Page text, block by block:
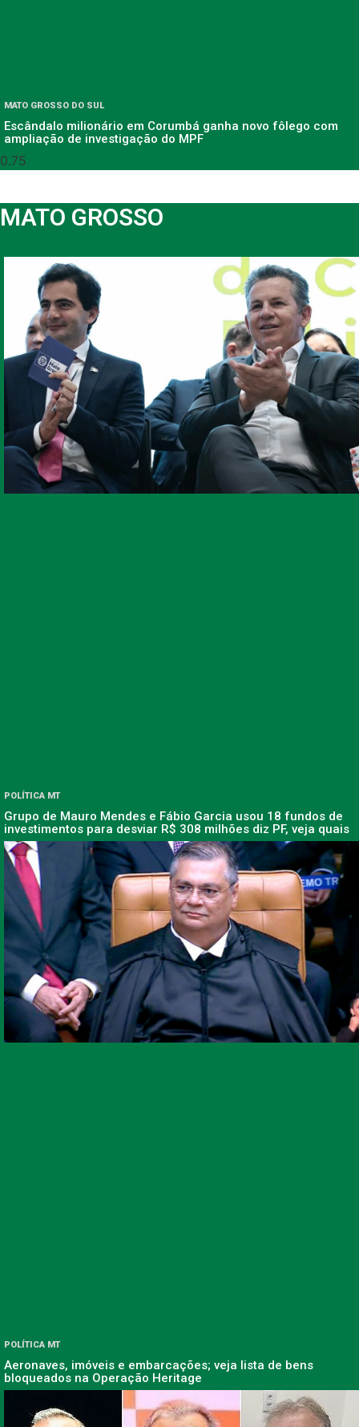
MATO GROSSO DO SUL
Escândalo milionário em Corumbá ganha novo fôlego com
ampliação de investigação do MPF
MATO GROSSO
POLÍTICA MT
Grupo de Mauro Mendes e Fábio Garcia usou 18 fundos de
investimentos para desviar R$ 308 milhões diz PF, veja quais
POLÍTICA MT
Aeronaves, imóveis e embarcações; veja lista de bens
bloqueados na Operação Heritage